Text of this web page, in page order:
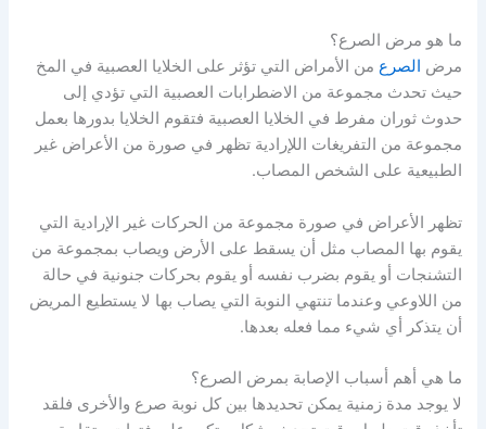
ما هو مرض الصرع؟
مرض الصرع من الأمراض التي تؤثر على الخلايا العصبية في المخ
حيث تحدث مجموعة من الاضطرابات العصبية التي تؤدي إلى
حدوث ثوران مفرط في الخلايا العصبية فتقوم الخلايا بدورها بعمل
مجموعة من التفريغات اللإرادية تظهر في صورة من الأعراض غير
الطبيعية على الشخص المصاب.
تظهر الأعراض في صورة مجموعة من الحركات غير الإرادية التي
يقوم بها المصاب مثل أن يسقط على الأرض ويصاب بمجموعة من
التشنجات أو يقوم بضرب نفسه أو يقوم بحركات جنونية في حالة
من اللاوعي وعندما تنتهي النوبة التي يصاب بها لا يستطيع المريض
أن يتذكر أي شيء مما فعله بعدها.
ما هي أهم أسباب الإصابة بمرض الصرع؟
لا يوجد مدة زمنية يمكن تحديدها بين كل نوبة صرع والأخرى فلقد